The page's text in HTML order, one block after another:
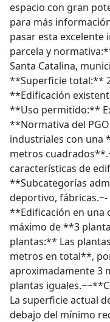
espacio con gran
para más
pasar esta excelente
parcela y
Santa Catalina,
**Superficie total:**
**Edificación
**Uso permitido:**
**Normativa del
industriales con una
metros
características de
**Subcategorías
deportivo,
**Edificación en una
máximo de **3
plantas:** Las
metros en total**,
aproximadamente 3
plantas
La superficie actual
debajo del mínimo